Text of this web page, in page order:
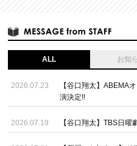
ALL お知
2026.07.23
【谷口翔太】ABEMA
演決定!!
2026.07.19 【谷口翔太】TBS日